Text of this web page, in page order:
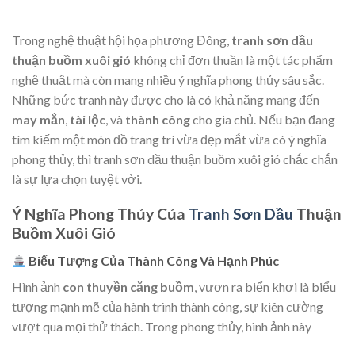
Trong nghệ thuật hội họa phương Đông, tranh sơn dầu
thuận buồm xuôi gió không chỉ đơn thuần là một tác phẩm
nghệ thuật mà còn mang nhiều ý nghĩa phong thủy sâu sắc.
Những bức tranh này được cho là có khả năng mang đến
may mắn tài lộc , và thành côngcho gia chủ. Nếu bạn đang
tìm kiếm một món đồ trang trí vừa đẹp mắt vừa có ý nghĩa
phong thủy, thì tranh sơn dầu thuận buồm xuôi gió chắc chắn
là sự lựa chọn tuyệt vời.
Ý Nghĩa Phong Thủy Của Tranh Sơn Dầu Thuận
Buồm Xuôi Gió
Biểu Tượng Của Thành Công Và Hạnh Phúc
Hình ảnh con thuyền căng buồm, vươn ra biển khơi là biểu
tượng mạnh mẽ của hành trình thành công, sự kiên cường
vượt qua mọi thử thách. Trong phong thủy, hình ảnh này